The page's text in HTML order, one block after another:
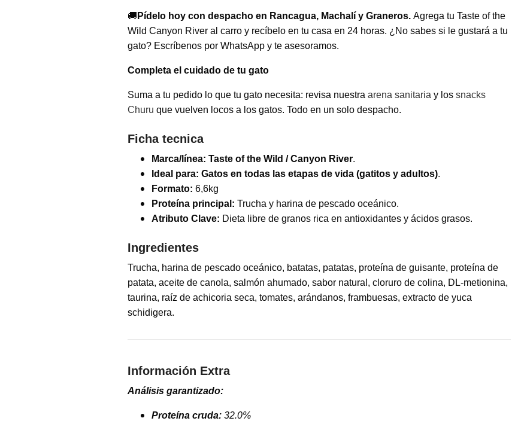
🚚 Pídelo hoy con despacho en Rancagua, Machalí y Graneros. Agrega tu Taste of the
Wild Canyon River al carro y recíbelo en tu casa en 24 horas. ¿No sabes si le gustará a tu
gato? Escríbenos por WhatsApp y te asesoramos.
Completa el cuidado de tu gato
Suma a tu pedido lo que tu gato necesita: revisa nuestra arena sanitaria y los snacks
Churu que vuelven locos a los gatos. Todo en un solo despacho.
Ficha tecnica
Marca/línea: Taste of the Wild / Canyon River.
Ideal para: Gatos en todas las etapas de vida (gatitos y adultos).
Formato: 6,6kg
Proteína principal: Trucha y harina de pescado oceánico.
Atributo Clave: Dieta libre de granos rica en antioxidantes y ácidos grasos.
Ingredientes
Trucha, harina de pescado oceánico, batatas, patatas, proteína de guisante, proteína de
patata, aceite de canola, salmón ahumado, sabor natural, cloruro de colina, DL-metionina,
taurina, raíz de achicoria seca, tomates, arándanos, frambuesas, extracto de yuca
schidigera.
Información Extra
Análisis garantizado:
Proteína cruda: 32.0%